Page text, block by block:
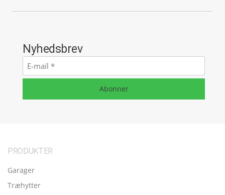
Nyhedsbrev
E-
mail*
Abonner
PRODUKTER
Garager
Træhytter